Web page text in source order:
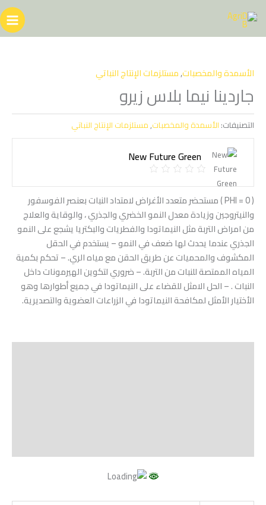
إلى
المحتوى
الأسمدة والمخصبات,مستلزمات الإنتاج النباتي
جاردينا نيما بلاس زيرو
التصنيفات: الأسمدة والمخصبات,مستلزمات الإنتاج النباتي
New Future Green
( PHI = 0 ) مستحضر متعدد الأغراض لامتداد النبات بعنصر الفوسفور
والنيتروجين وزيادة معدل النمو الخضري والجذري ، والوقاية والعلاج
من امراض التربة مثل النيماتودا والفطريات والبكتريا يشجع على النمو
الجذري عندما يحدث لها ضعف في النمو – يستخدم في الحقل
المكشوف والمحميات عن طريق الحقن مع مياه الري. – تحكم بكمية
المياه الممتصة للنبات من التربة. – ضروري لتكوين الهيرمونات داخل
النبات . – الحل الامثل للقضاء على النيماتودا في جميع أطوارها وهو
الأختيار الأمثل لمكافحة النيماتودا في الزراعات العضوية والتصديرية.